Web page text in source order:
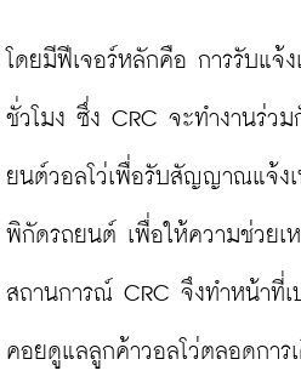
โดยมีฟีเจอร์หลักคือ การรับแจ้
ชั่วโมง ซึ่ง CRC จะทำงานร่วม
ยนต์วอลโว่เพื่อรับสัญญาณแจ้ง
พิกัดรถยนต์ เพื่อให้ความช่วยเ
สถานการณ์ CRC จึงทำหน้าที่
คอยดูแลลูกค้าวอลโว่ตลอดการ